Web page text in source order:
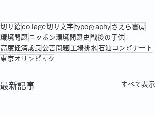
切り絵collage切り文字typography さえら書房
環境問題 ニッポン環境問題史 戦後の子供
高度経済成長公害問題 工場排水 石油コンビナート
東京オリンピック
最新記事 すべて表示